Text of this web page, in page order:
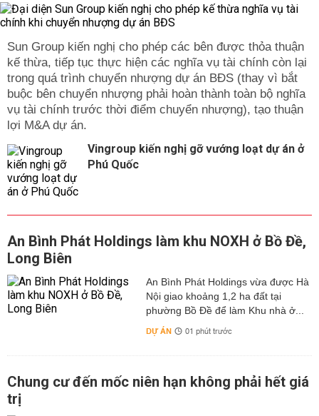
Sun Group kiến nghị cho phép các bên được thỏa thuận
kế thừa, tiếp tục thực hiện các nghĩa vụ tài chính còn lại
trong quá trình chuyển nhượng dự án BĐS (thay vì bắt
buộc bên chuyển nhượng phải hoàn thành toàn bộ nghĩa
vụ tài chính trước thời điểm chuyển nhượng), tạo thuận
lợi M&A dự án.
Vingroup kiến nghị gỡ vướng loạt dự án ở
Phú Quốc
An Bình Phát Holdings làm khu NOXH ở Bồ Đề,
Long Biên
An Bình Phát Holdings vừa được Hà
Nội giao khoảng 1,2 ha đất tại
phường Bồ Đề để làm Khu nhà ở...
DỰ ÁN 01 phút trước
Chung cư đến mốc niên hạn không phải hết giá
trị